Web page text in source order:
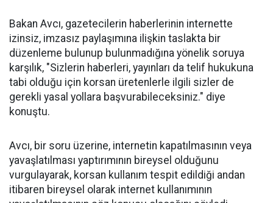
Bakan Avcı, gazetecilerin haberlerinin internette
izinsiz, imzasız paylaşımına ilişkin taslakta bir
düzenleme bulunup bulunmadığına yönelik soruya
karşılık, "Sizlerin haberleri, yayınları da telif hukukuna
tabi olduğu için korsan üretenlerle ilgili sizler de
gerekli yasal yollara başvurabileceksiniz." diye
konuştu.
Avcı, bir soru üzerine, internetin kapatılmasının veya
yavaşlatılması yaptırımının bireysel olduğunu
vurgulayarak, korsan kullanım tespit edildiği andan
itibaren bireysel olarak internet kullanımının